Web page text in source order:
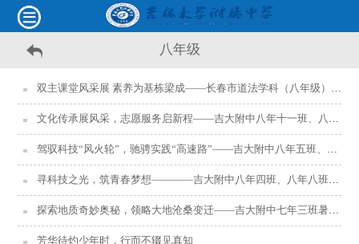
八年级
双主课堂风采展 素养为基栋梁成——长春市道法学科（八年级）集体备课展示活动在我校举行
文化传承展风采，志愿服务启新程——吉大附中八年十一班、八年六班、八年四班寒假社会实践报道
驾驭科技“风火轮”，驰骋实践“高速路”——吉大附中八年五班、八年八班、八年十四班寒假社会实践报道
寻科技之光，筑青春梦想————吉大附中八年四班、八年八班、八年三班寒假社会实践报道
探索地质奇妙奥秘，领略大地沧桑变迁——吉大附中七年三班暑期社会实践
芳华待灼少年时，行而不辍见真知